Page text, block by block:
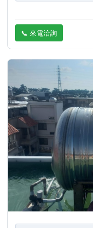
📞 來電洽詢